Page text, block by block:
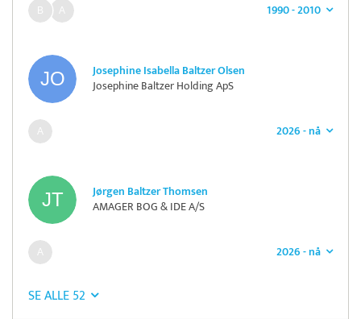
1990 - 2010
Josephine Isabella Baltzer Olsen
Josephine Baltzer Holding ApS
2026 - nå
Jørgen Baltzer Thomsen
AMAGER BOG & IDE A/S
2026 - nå
SE ALLE 52